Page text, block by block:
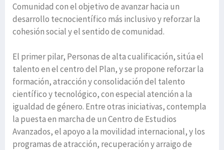
Comunidad con el objetivo de avanzar hacia un
desarrollo tecnocientífico más inclusivo y reforzar la
cohesión social y el sentido de comunidad.
El primer pilar, Personas de alta cualificación, sitúa el
talento en el centro del Plan, y se propone reforzar la
formación, atracción y consolidación del talento
científico y tecnológico, con especial atención a la
igualdad de género. Entre otras iniciativas, contempla
la puesta en marcha de un Centro de Estudios
Avanzados, el apoyo a la movilidad internacional, y los
programas de atracción, recuperación y arraigo de